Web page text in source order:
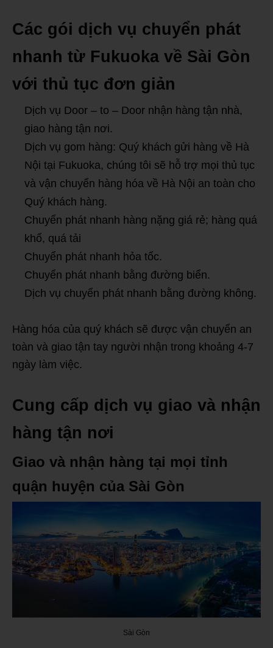
Các gói dịch vụ chuyển phát
nhanh từ Fukuoka về Sài Gòn
với thủ tục đơn giản
Dịch vụ Door – to – Door nhận hàng tận nhà,
giao hàng tận nơi.
Dịch vụ gom hàng: Quý khách gửi hàng về Hà
Nội tại Fukuoka, chúng tôi sẽ hỗ trợ mọi thủ tục
và vận chuyển hàng hóa về Hà Nội an toàn cho
Quý khách hàng.
Chuyển phát nhanh hàng nặng giá rẻ; hàng quá
khổ, quá tải
Chuyển phát nhanh hỏa tốc.
Chuyển phát nhanh bằng đường biển.
Dịch vụ chuyển phát nhanh bằng đường không.
Hàng hóa của quý khách sẽ được vận chuyển an
toàn và giao tận tay người nhận trong khoảng 4-7
ngày làm việc.
Cung cấp dịch vụ giao và nhận
hàng tận nơi
Giao và nhận hàng tại mọi tỉnh
quận huyện của Sài Gòn
Sài Gòn